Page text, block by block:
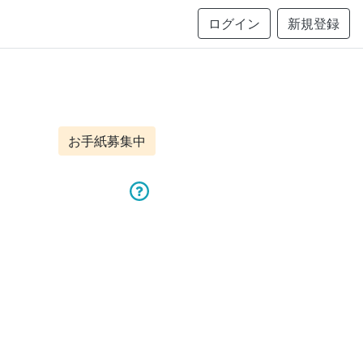
ログイン 新規登録
お手紙募集中